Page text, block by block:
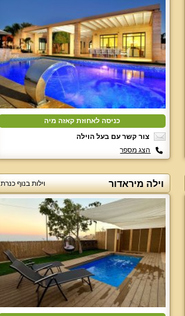
כניסה לאחוזת קאזה מיה
צור קשר עם בעל הוילה
הצג מספר
וילה מיראדור וילות בנוף כנרת